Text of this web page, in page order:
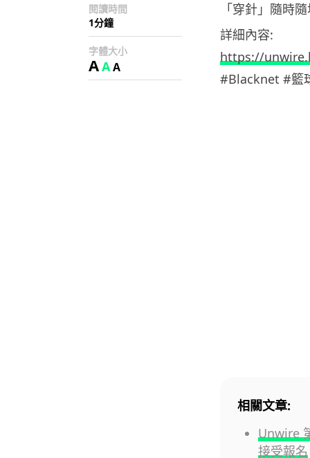
閱讀時間
1分鐘
字體大小
AAA
「穿針」隨時
詳細內容:
https://
#Blacknet #籃
相關文章:
Unwire
接受報名